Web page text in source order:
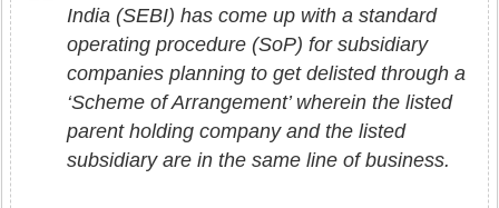
India (SEBI) has come up with a standard
operating procedure (SoP) for subsidiary
companies planning to get delisted through a
‘Scheme of Arrangement’ wherein the listed
parent holding company and the listed
subsidiary are in the same line of business.